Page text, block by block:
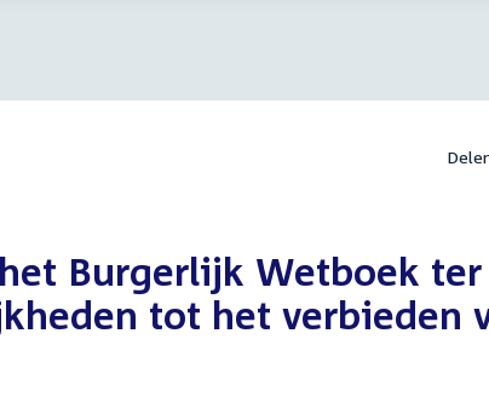
Burgerlijk Wetboek ter
tot het verbieden